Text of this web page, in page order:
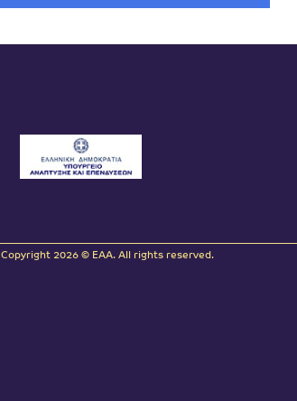
Copyright 2026 © EAA. All rights reserved.